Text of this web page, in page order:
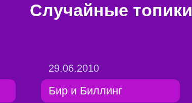
Случайные топики
29.06.2010
Бир и Биллинг